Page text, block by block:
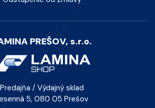
PREŠOV, s.r.o.
Predajňa / Výdajný sklad
5, 080 05 Prešov